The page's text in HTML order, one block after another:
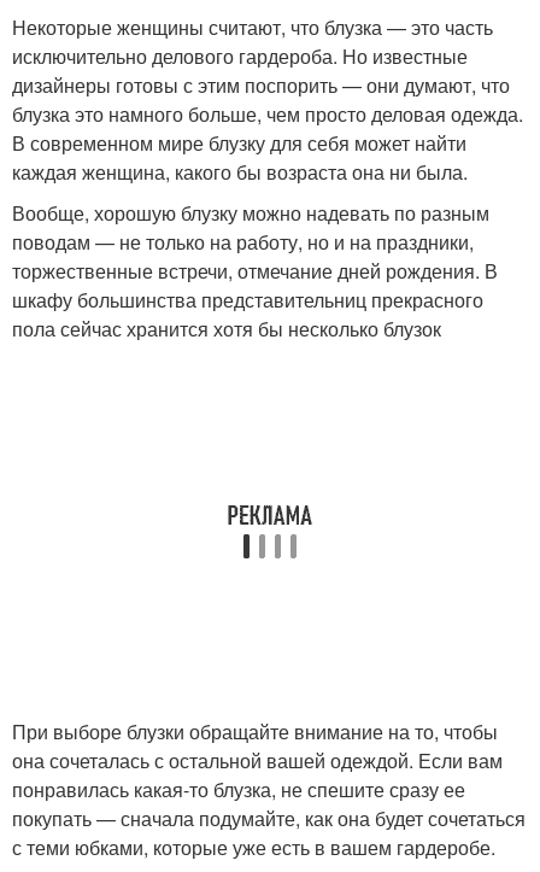
Некоторые женщины считают, что блузка — это часть
исключительно делового гардероба. Но известные
дизайнеры готовы с этим поспорить — они думают, что
блузка это намного больше, чем просто деловая одежда.
В современном мире блузку для себя может найти
каждая женщина, какого бы возраста она ни была.
Вообще, хорошую блузку можно надевать по разным
поводам — не только на работу, но и на праздники,
торжественные встречи, отмечание дней рождения. В
шкафу большинства представительниц прекрасного
пола сейчас хранится хотя бы несколько блузок
При выборе блузки обращайте внимание на то, чтобы
она сочеталась с остальной вашей одеждой. Если вам
понравилась какая-то блузка, не спешите сразу ее
покупать — сначала подумайте, как она будет сочетаться
с теми юбками, которые уже есть в вашем гардеробе.